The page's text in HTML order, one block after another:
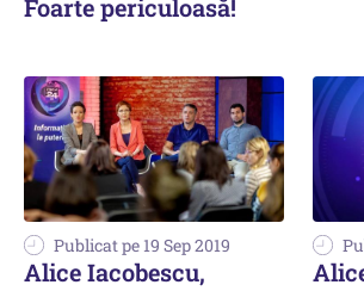
Foarte periculoasă!
Publicat pe 19 Sep 2019
Alice Iacobescu,